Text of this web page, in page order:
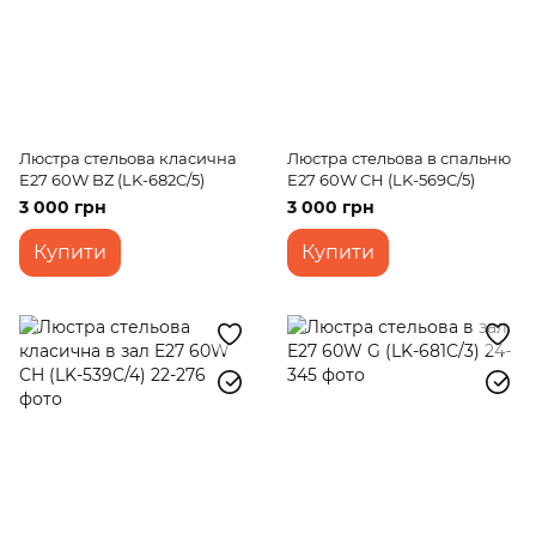
Люстра стельова класична
E27 60W BZ (LK-682C/5)
3 000 грн
Купити
Люстра стельова в спальню
E27 60W CH (LK-569C/5)
3 000 грн
Купити